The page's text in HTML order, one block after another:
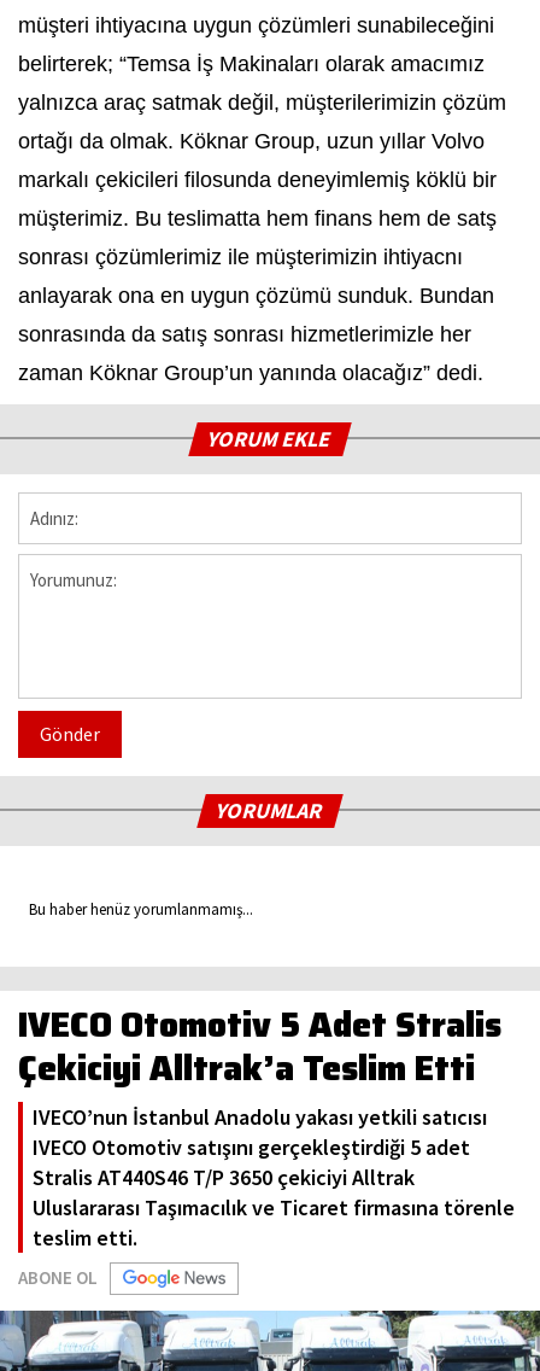
müşteri ihtiyacına uygun çözümleri sunabileceğini
belirterek; “Temsa İş Makinaları olarak amacımız
yalnızca araç satmak değil, müşterilerimizin çözüm
ortağı da olmak. Köknar Group, uzun yıllar Volvo
markalı çekicileri filosunda deneyimlemiş köklü bir
müşterimiz. Bu teslimatta hem finans hem de satş
sonrası çözümlerimiz ile müşterimizin ihtiyacnı
anlayarak ona en uygun çözümü sunduk. Bundan
sonrasında da satış sonrası hizmetlerimizle her
zaman Köknar Group’un yanında olacağız” dedi.
YORUM EKLE
Gönder
YORUMLAR
Bu haber henüz yorumlanmamış...
IVECO Otomotiv 5 Adet Stralis
Çekiciyi Alltrak’a Teslim Etti
IVECO’nun İstanbul Anadolu yakası yetkili satıcısı
IVECO Otomotiv satışını gerçekleştirdiği 5 adet
Stralis AT440S46 T/P 3650 çekiciyi Alltrak
Uluslararası Taşımacılık ve Ticaret firmasına törenle
teslim etti.
ABONE OL